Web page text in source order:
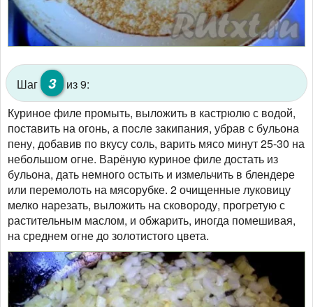
Шаг 3
из 9:
Куриное филе промыть, выложить в кастрюлю с водой,
поставить на огонь, а после закипания, убрав с бульона
пену, добавив по вкусу соль, варить мясо минут 25-30 на
небольшом огне. Варёную куриное филе достать из
бульона, дать немного остыть и измельчить в блендере
или перемолоть на мясорубке. 2 очищенные луковицу
мелко нарезать, выложить на сковороду, прогретую с
растительным маслом, и обжарить, иногда помешивая,
на среднем огне до золотистого цвета.